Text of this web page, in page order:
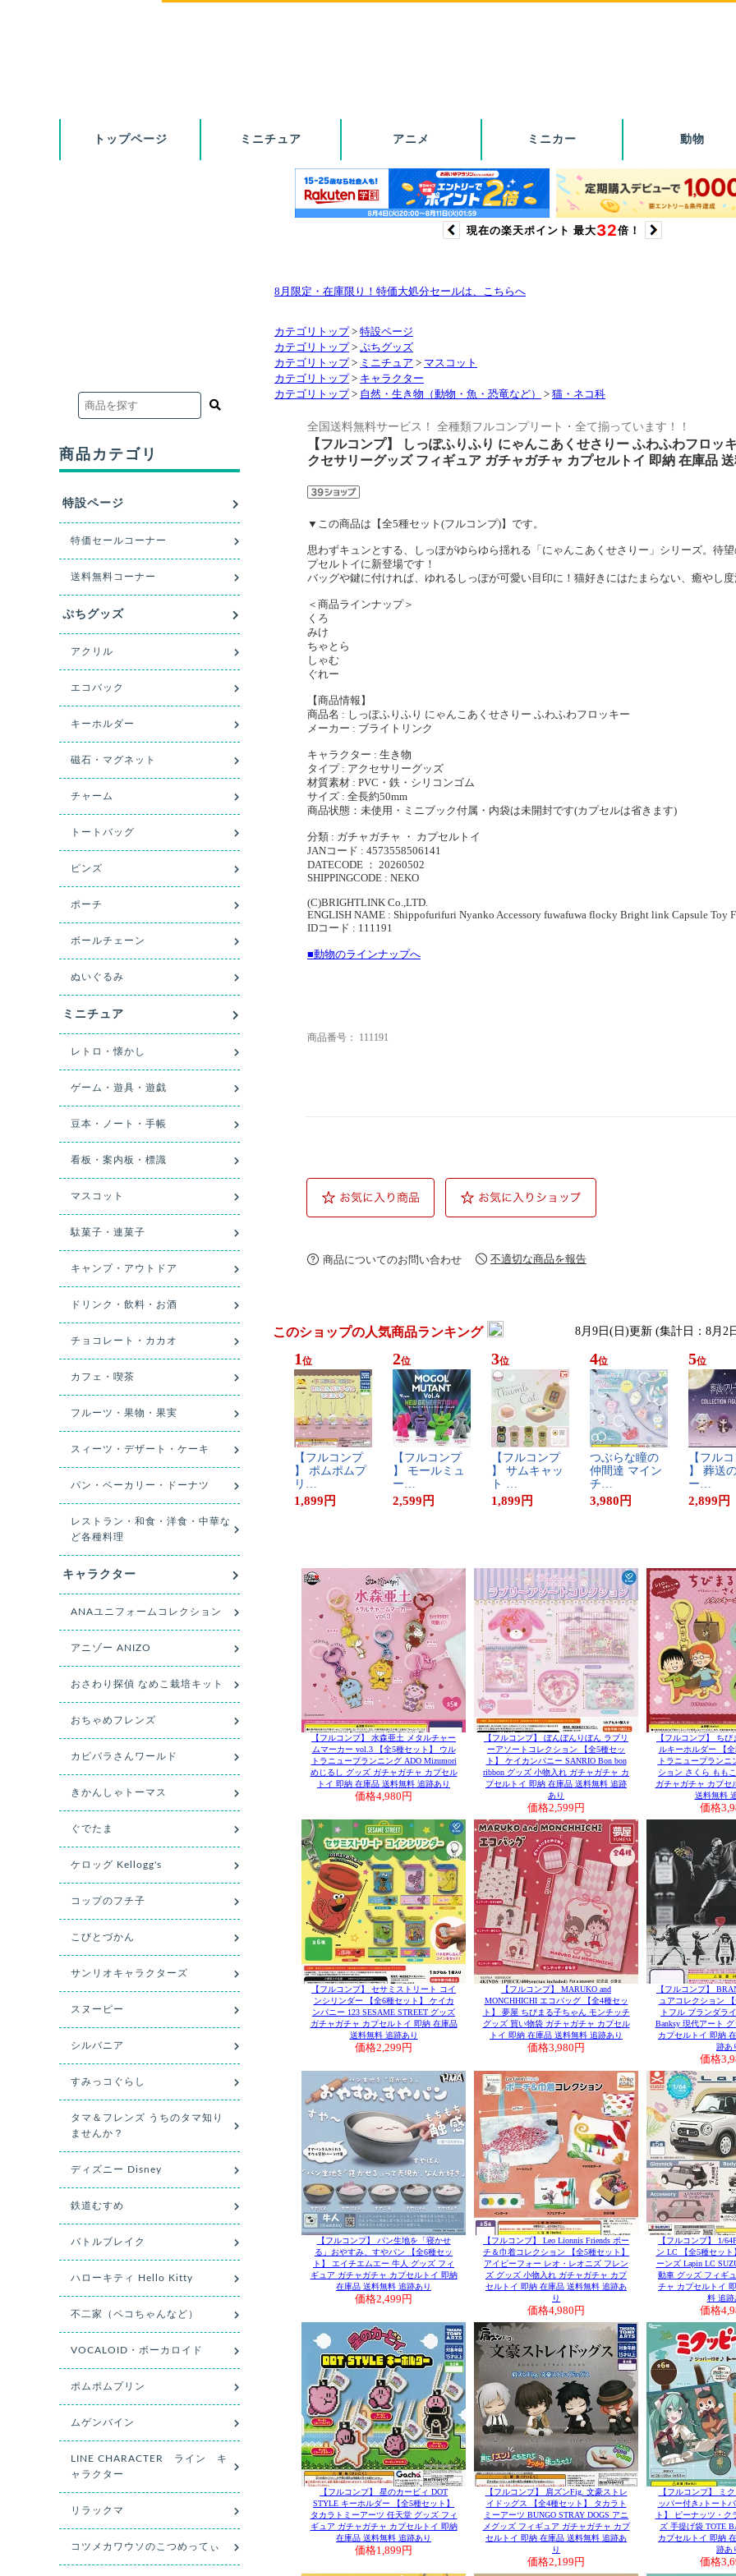
8月限定・在庫限り！特価大処分セールは、こちらへ
カテゴリトップ > 特設ページ
カテゴリトップ > ぷちグッズ
カテゴリトップ > ミニチュア > マスコット
カテゴリトップ > キャラクター
カテゴリトップ > 自然・生き物（動物・魚・恐竜など） > 猫・ネコ科
全国送料無料サービス！ 全種類フルコンプリート・全て揃っています！！
【フルコンプ】 しっぽふりふり にゃんこあくせさりー ふわふわフロッ
クセサリーグッズ フィギュア ガチャガチャ カプセルトイ 即納 在庫品
▼この商品は【全5種セット(フルコンプ)】です。
思わずキュンとする、しっぽがゆらゆら揺れる「にゃんこあくせさりー」シリーズ。待
プセルトイに新登場です！
バッグや鍵に付ければ、ゆれるしっぽが可愛い目印に！猫好きにはたまらない、癒やし
＜商品ラインナップ＞
くろ
みけ
ちゃとら
しゃむ
ぐれー
【商品情報】
商品名 : しっぽふりふり にゃんこあくせさりー ふわふわフロッキー
メーカー : ブライトリンク
キャラクター : 生き物
タイプ : アクセサリーグッズ
材質素材 : PVC・鉄・シリコンゴム
サイズ : 全長約50mm
商品状態：未使用・ミニブック付属・内袋は未開封です(カプセルは省きます)
分類 : ガチャガチャ ・ カプセルトイ
JANコード : 4573558506141
DATECODE ： 20260502
SHIPPINGCODE : NEKO
(C)BRIGHTLINK Co.,LTD.
ENGLISH NAME : Shippofurifuri Nyanko Accessory fuwafuwa flocky Bright link Capsule Toy
IDコード : 111191
■動物のラインナップへ
商品番号： 111191
商品についてのお問い合わせ 不適切な商品を報告
このショップの人気商品ランキング 8月9日(日)更新 (集計日：8月2
1 位
【​フ​ル​コ​ン​プ​
】​ ​ポ​ム​ポ​ム​プ​
リ​…
1,899 円
2位
【​フ​ル​コ​ン​プ​
】​ ​モ​ー​ル​ミ​ュ​
ー​…
2,599 円
3位
【​フ​ル​コ​ン​プ​
】​ ​サ​ム​キ​ャ​ッ​
ト​ ​…
1,899 円
4位
つ​ぶ​ら​な​瞳​の​
仲​間​達​ ​マ​イ​ン​
チ​…
3,980 円
5位
【​フ​ル​
】​ ​葬​送​
ー​…
2,899 円
【フルコンプ】 水森亜土 メタルチャー
ムマーカー vol.3 【全5種セット】 ウル
トラニュープランニング ADO Mizumori
めじるし グッズ ガチャガチャ カプセル
トイ 即納 在庫品 送料無料 追跡あり
価格4,980円
【フルコンプ】 ぼんぼんりぼん ラブリ
ーアソートコレクション 【全5種セッ
ト】 ケイカンパニー SANRIO Bon bon
ribbon グッズ 小物入れ ガチャガチャ カ
プセルトイ 即納 在庫品 送料無料 追跡
あり
価格2,599円
【フルコンプ】 ち
ルキーホルダー 【
トラニュープランニ
ション さくら もも
ガチャガチャ カプセ
送料無料
価格
【フルコンプ】 セサミストリート コイ
ンシリンダー 【全6種セット】 ケイカ
ンパニー 123 SESAME STREET グッズ
ガチャガチャ カプセルトイ 即納 在庫品
送料無料 追跡あり
価格2,299円
【フルコンプ】 MARUKO and
MONCHHICHI エコバッグ 【全4種セッ
ト】 夢屋 ちびまる子ちゃん モンチッチ
グッズ 買い物袋 ガチャガチャ カプセル
トイ 即納 在庫品 送料無料 追跡あり
価格3,980円
【フルコンプ】
ュアコレクション
トフル ブランダラ
Banksy 現代アート
カプセルトイ 即納
跡あ
価格
【フルコンプ】 パン生地を「寝かせ
る」おやすみ、すやパン 【全6種セッ
ト】 エイチエムエー 牛人 グッズ フィ
ギュア ガチャガチャ カプセルトイ 即納
在庫品 送料無料 追跡あり
価格2,499円
【フルコンプ】 Leo Lionnis Friends ポー
チ＆巾着コレクション 【全5種セット】
アイピーフォー レオ・レオニズ フレン
ズ グッズ 小物入れ ガチャガチャ カプ
セルトイ 即納 在庫品 送料無料 追跡あ
り
価格4,980円
【フルコンプ】 1/
ン LC 【全5種セット
ーンズ Lapin LC
動車 グッズ フィギ
チャ カプセルトイ
料 追跡
価格
【フルコンプ】 星のカービィ DOT
STYLE キーホルダー 【全5種セット】
タカラトミーアーツ 任天堂 グッズ フィ
ギュア ガチャガチャ カプセルトイ 即納
在庫品 送料無料 追跡あり
価格1,899円
【フルコンプ】 肩ズンFig. 文豪ストレ
イドッグス 【全4種セット】 タカラト
ミーアーツ BUNGO STRAY DOGS アニ
メグッズ フィギュア ガチャガチャ カプ
セルトイ 即納 在庫品 送料無料 追跡あ
り
価格2,199円
【フルコンプ】 ミ
ッパー付き♪トート
ト】 ピーナッツ・ク
ズ 手提げ袋 TOTE
カプセルトイ 即納
跡あ
価格